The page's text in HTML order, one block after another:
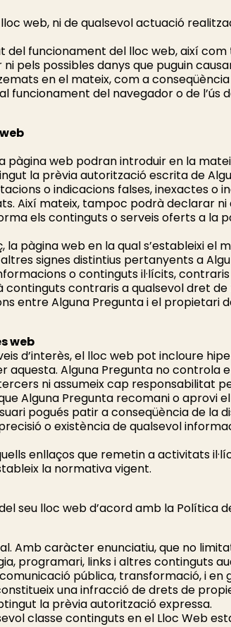
web, ni de qualsevol actuació
del funcionament del lloc web, així
pels possibles danys que puguin
en el mateix, com a
funcionament del navegador o de
web podran introduir en la
la prèvia autorització escrita de
o indicacions falses, inexactes o
Així mateix, tampoc podrà declarar
els continguts o serveis oferts a la
pàgina web en la qual s’estableixi el
signes distintius pertanyents a
o continguts il·lícits,
contraris a qualsevol dret
entre Alguna Pregunta i el propietari
web
d’interès, el lloc web pot incloure
Alguna Pregunta no controla
ni assumeix cap responsabilitat
Alguna Pregunta recomani o aprovi
pogués patir a conseqüència de la
o existència de qualsevol
enllaços que remetin a activitats
la normativa vigent.
seu lloc web d’acord amb la Política
Amb caràcter enunciatiu, que no
programari, links i altres continguts
pública, transformació, i
una infracció de drets de
la prèvia autorització expressa.
classe continguts en el Lloc Web